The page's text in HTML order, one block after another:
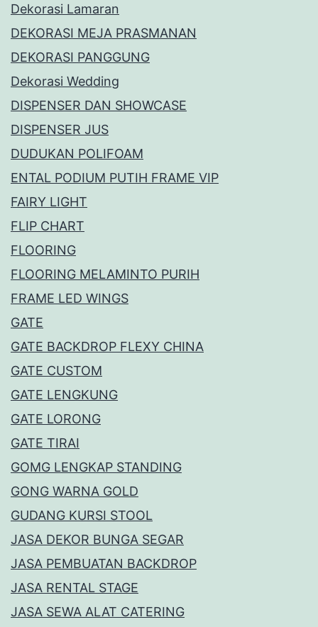
Dekorasi Lamaran
DEKORASI MEJA PRASMANAN
DEKORASI PANGGUNG
Dekorasi Wedding
DISPENSER DAN SHOWCASE
DISPENSER JUS
DUDUKAN POLIFOAM
ENTAL PODIUM PUTIH FRAME VIP
FAIRY LIGHT
FLIP CHART
FLOORING
FLOORING MELAMINTO PURIH
FRAME LED WINGS
GATE
GATE BACKDROP FLEXY CHINA
GATE CUSTOM
GATE LENGKUNG
GATE LORONG
GATE TIRAI
GOMG LENGKAP STANDING
GONG WARNA GOLD
GUDANG KURSI STOOL
JASA DEKOR BUNGA SEGAR
JASA PEMBUATAN BACKDROP
JASA RENTAL STAGE
JASA SEWA ALAT CATERING